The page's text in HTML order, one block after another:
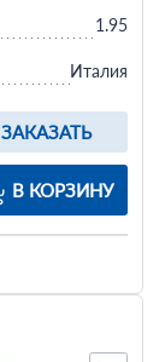
ЗАКАЗАТЬ
В КОРЗИНУ
1.95
Италия